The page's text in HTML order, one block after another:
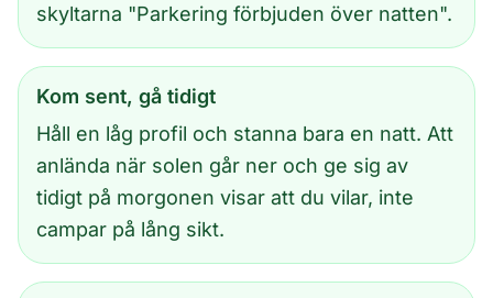
skyltarna "Parkering förbjuden över natten".
Kom sent, gå tidigt
Håll en låg profil och stanna bara en natt. Att
anlända när solen går ner och ge sig av
tidigt på morgonen visar att du vilar, inte
campar på lång sikt.